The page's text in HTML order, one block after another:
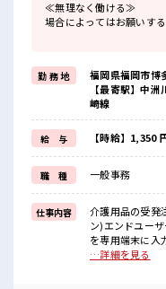
≪無理なく働ける≫
場合によってはお願いす
家族や友人と一緒にプライ
≪未経験OKの仕事≫
新しいことにチャレンジ
しっかり働く環境が整って
イチからスキルUP・ステ
≪収入アップを目指せる≫
高時給だらけの派遣のお仕
■職場の雰囲気
残業は少なめ！
たまに残業するくらいな
応募お待ちしております！
お休みは土日祝日なの
勤 務 地
福岡県福岡市博
【最寄駅】中
崎線
給 与 【時給】1,350
職 種 一般事務
仕事内容
介護用品の受発
ン)エンドユー
を専用端末に入
なります。商品
…詳細を見る